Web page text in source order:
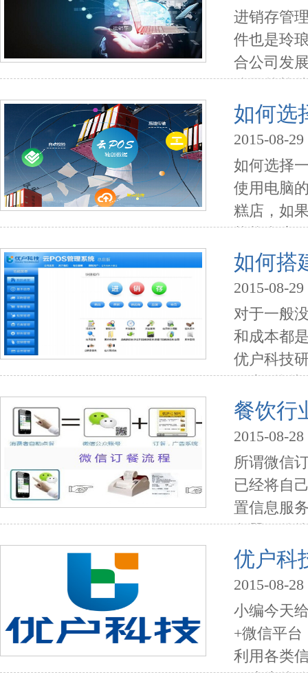
进销存管
件也是玲
合公司发
公司的软
费版的还
支招。免
如何选
2015-08-29
如何选择
使用电脑
糕店，如
能挣多少
也有一部
保证，而
如何搭
2015-08-29
对于一般
和成本都
优户科技
平台+伙伴
企业挖掘
外卖、点
餐饮行
2015-08-28
所谓微信
已经将自
置信息服
务器，传
户科技微
人工的时
优户科
2015-08-28
小编今天
+微信平台
利用各类
二步为体